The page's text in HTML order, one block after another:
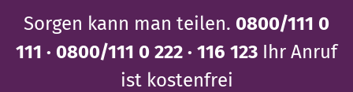
Inhalt
Sorgen kann man teilen. 0800/111 0
111 · 0800/111 0 222 · 116 123 Ihr Anruf
ist kostenfrei